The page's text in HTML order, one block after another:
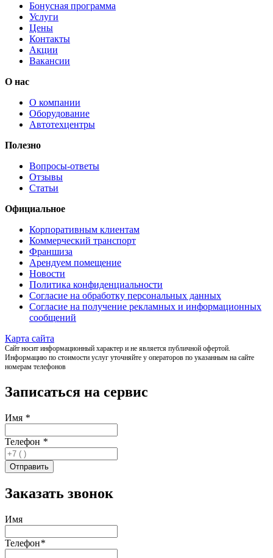
Бонусная программа
Услуги
Цены
Контакты
Акции
Вакансии
О нас
О компании
Оборудование
Автотехцентры
Полезно
Вопросы-ответы
Отзывы
Статьи
Официальное
Корпоративным клиентам
Коммерческий транспорт
Франшиза
Арендуем помещение
Новости
Политика конфиденциальности
Согласие на обработку персональных данных
Согласие на получение рекламных и информационных
сообщений
Карта сайта
Сайт носит информационный характер и не является публичной офертой.
Информацию по стоимости услуг уточняйте у операторов по указанным на сайте
номерам телефонов
Записаться на сервис
Имя *
Телефон *
Заказать звонок
Имя
Телефон*